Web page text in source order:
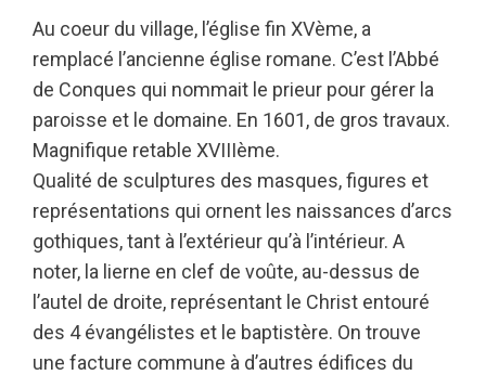
Au coeur du village, l’église fin XVème, a
remplacé l’ancienne église romane. C’est l’Abbé
de Conques qui nommait le prieur pour gérer la
paroisse et le domaine. En 1601, de gros travaux.
Magnifique retable XVIIIème.
Qualité de sculptures des masques, figures et
représentations qui ornent les naissances d’arcs
gothiques, tant à l’extérieur qu’à l’intérieur. A
noter, la lierne en clef de voûte, au-dessus de
l’autel de droite, représentant le Christ entouré
des 4 évangélistes et le baptistère. On trouve
une facture commune à d’autres édifices du